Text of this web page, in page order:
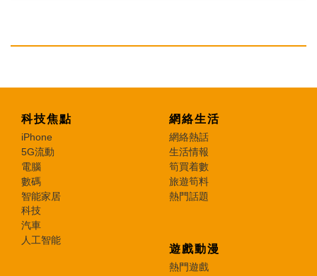
科技焦點
iPhone
5G流動
電腦
數碼
智能家居
科技
汽車
人工智能
網絡生活
網絡熱話
生活情報
筍買着數
旅遊筍料
熱門話題
遊戲動漫
熱門遊戲